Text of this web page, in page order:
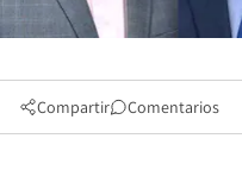
Compartir Comentarios